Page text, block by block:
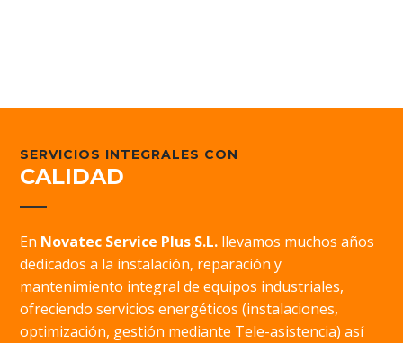
SERVICIOS INTEGRALES CON
CALIDAD
En Novatec Service Plus S.L. llevamos muchos años
dedicados a la instalación, reparación y
mantenimiento integral de equipos industriales,
ofreciendo servicios energéticos (instalaciones,
optimización, gestión mediante Tele-asistencia) así